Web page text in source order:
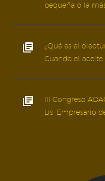
pequeña o la
¿Qué es el
Cuando el
III Congreso
Lis, Empresario